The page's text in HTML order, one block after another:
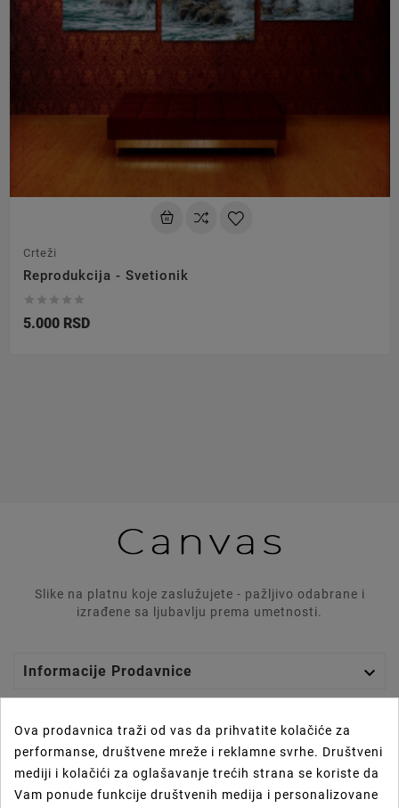
Crteži
Reprodukcija - Svetionik
    
5.000 RSD
Slike na platnu koje zaslužujete - pažljivo odabrane i
izrađene sa ljubavlju prema umetnosti.
Informacije Prodavnice 
Vaš Nalog 
Ova prodavnica traži od vas da prihvatite kolačiće za
performanse, društvene mreže i reklamne svrhe. Društveni
mediji i kolačići za oglašavanje trećih strana se koriste da
Vam ponude funkcije društvenih medija i personalizovane